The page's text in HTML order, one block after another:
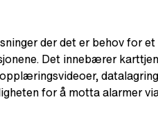
der det er behov for
Det innebærer
for å motta alarmer